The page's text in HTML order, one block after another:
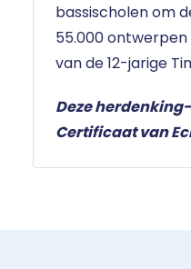
bassischolen om
55.000
van de 12-jarige
Deze
Certificaat van